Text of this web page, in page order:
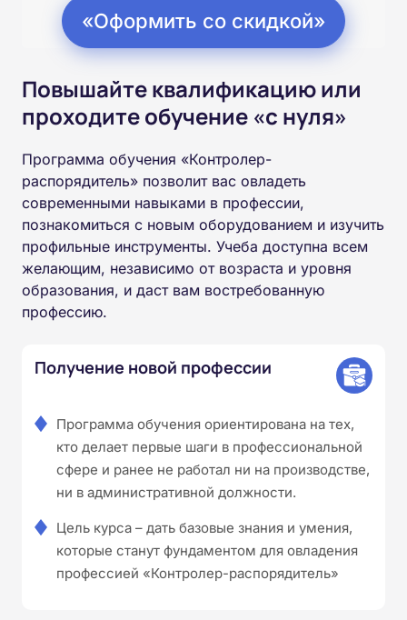
«Оформить со скидкой»
Повышайте квалификацию или
проходите обучение «с нуля»
Программа обучения «Контролер-
распорядитель» позволит вас овладеть
современными навыками в профессии,
познакомиться с новым оборудованием и изучить
профильные инструменты. Учеба доступна всем
желающим, независимо от возраста и уровня
образования, и даст вам востребованную
профессию.
Получение новой профессии
Программа обучения ориентирована на тех,
кто делает первые шаги в профессиональной
сфере и ранее не работал ни на производстве,
ни в административной должности.
Цель курса – дать базовые знания и умения,
которые станут фундаментом для овладения
профессией «Контролер-распорядитель»